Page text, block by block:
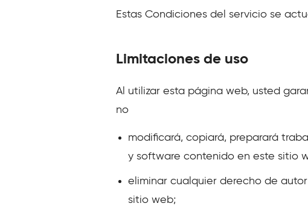
Estas Condiciones del servicio se
Limitaciones de uso
Al utilizar esta página web, usted
no
modificará, copiará, preparará
y software contenido en este sitio
eliminar cualquier derecho de
sitio web;